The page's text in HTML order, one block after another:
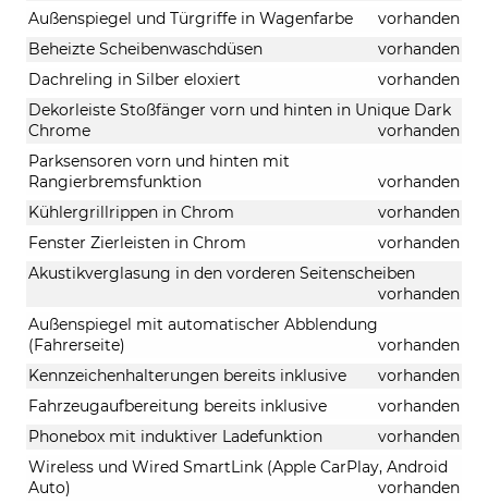
Außenspiegel und Türgriffe in Wagenfarbe
vorhanden
Beheizte Scheibenwaschdüsen
vorhanden
Dachreling in Silber eloxiert
vorhanden
Dekorleiste Stoßfänger vorn und hinten in Unique Dark
Chrome
vorhanden
Parksensoren vorn und hinten mit
Rangierbremsfunktion
vorhanden
Kühlergrillrippen in Chrom
vorhanden
Fenster Zierleisten in Chrom
vorhanden
Akustikverglasung in den vorderen Seitenscheiben
vorhanden
Außenspiegel mit automatischer Abblendung
(Fahrerseite)
vorhanden
Kennzeichenhalterungen bereits inklusive
vorhanden
Fahrzeugaufbereitung bereits inklusive
vorhanden
Phonebox mit induktiver Ladefunktion
vorhanden
Wireless und Wired SmartLink (Apple CarPlay, Android
Auto)
vorhanden